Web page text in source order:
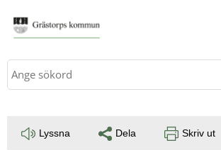
Sök
Lyssna Dela Skriv ut